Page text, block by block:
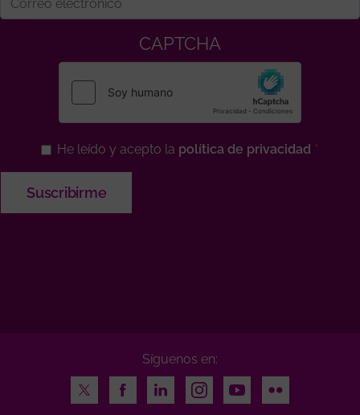
CAPTCHA
He leído y acepto la política de privacidad
Síguenos en:
Twitter
FacebookLinkedInInstagramYoutubeFlickr